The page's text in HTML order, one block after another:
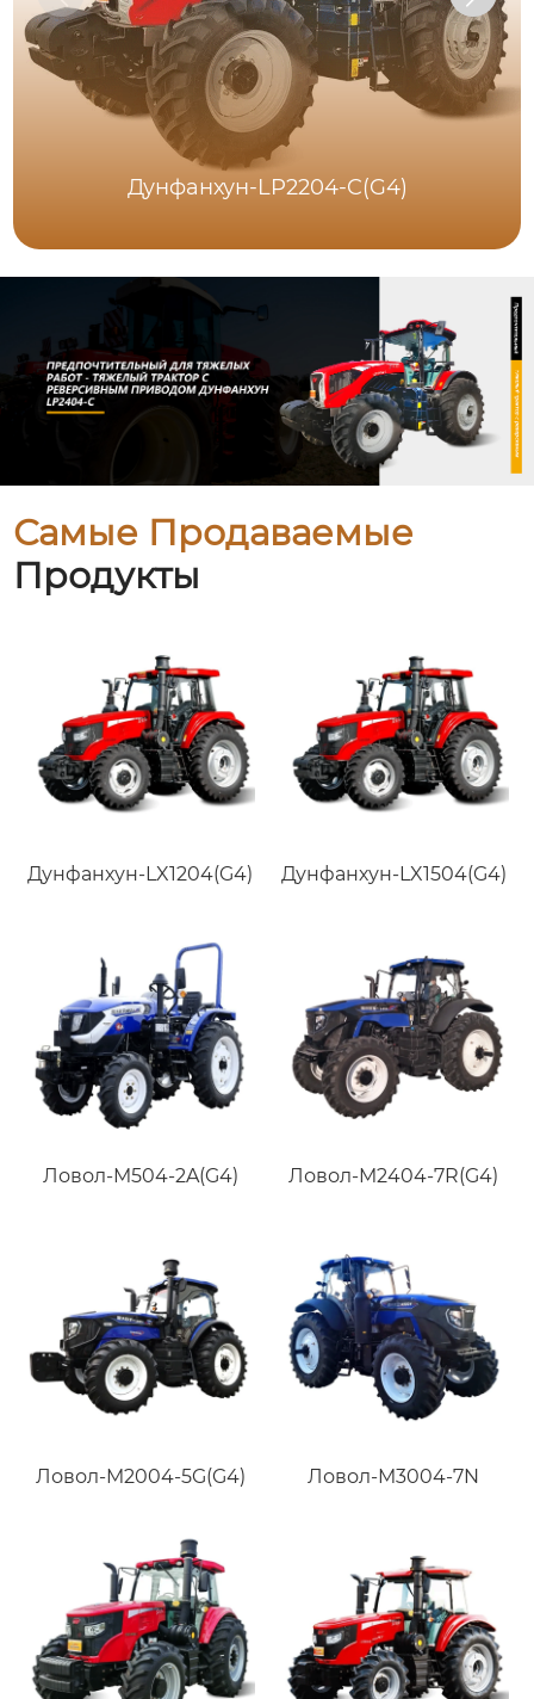
Дунфанхун-LP2204-C(G4)
Самые Продаваемые
Продукты
Дунфанхун-LX1204(G4) Дунфанхун-LX1504(G4)
Ловол-M504-2A(G4) Ловол-M2404-7R(G4)
Ловол-M2004-5G(G4) Ловол-M3004-7N